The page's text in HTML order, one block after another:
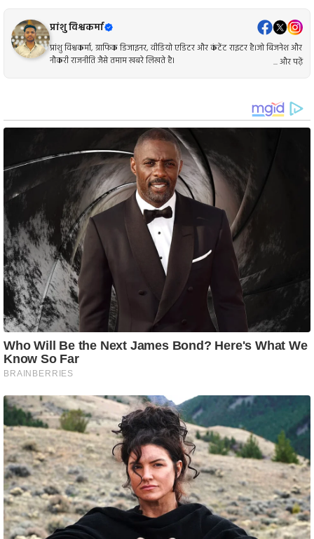
प्रांशु विश्वकर्मा
प्रांशु विश्वकर्मा, ग्राफिक डिजाइनर, वीडियो एडिटर और कंटेंट राइटर है।जो बिजनेश और
नौकरी राजनीति जैसे तमाम खबरे लिखते है।
... और पढ़ें